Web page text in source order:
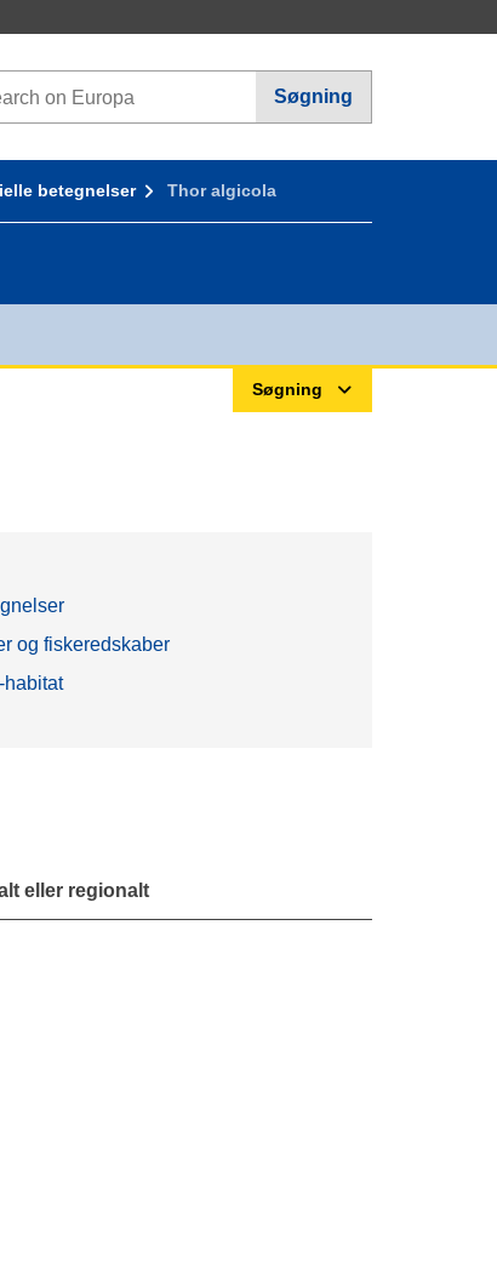
Søgning
betegnelser Thor algicola
Søgning
og fiskeredskaber
habitat
eller regionalt